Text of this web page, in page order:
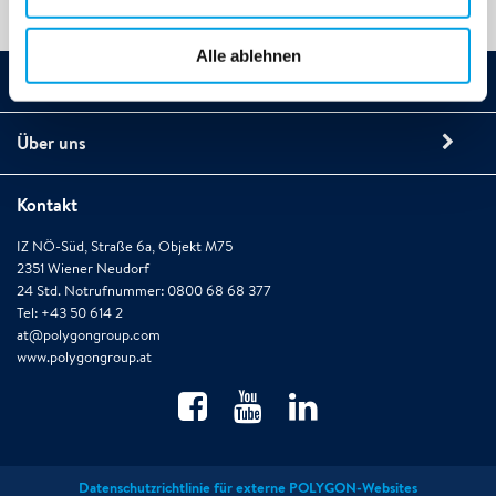
Alle ablehnen
Unsere Leistungen
Über uns
Kontakt
IZ NÖ-Süd, Straße 6a, Objekt M75
2351 Wiener Neudorf
24 Std. Notrufnummer: 0800 68 68 377
Tel: +43 50 614 2
at@polygongroup.com
www.polygongroup.at
Datenschutzrichtlinie für externe POLYGON-Websites